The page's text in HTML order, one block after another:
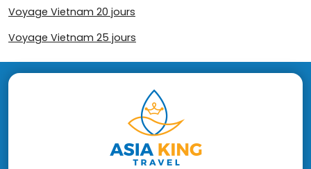
Voyage Vietnam 20 jours
Voyage Vietnam 25 jours